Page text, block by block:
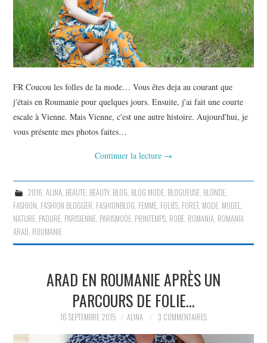
AJOUTANT MON PETIT
GRAIN DE FOLIE ET MES
PETITS TUYAUX…
FR Coucou les folles de la mode… Vous êtes deja au courant que
j'étais en Roumanie pour quelques jours. Ensuite, j'ai fait une courte
escale à Vienne. Mais Vienne, c'est une autre histoire. Aujourd'hui, je
vous présente mes photos faites…
Continuer la lecture →
2016 ALINA, BEAUTE, BEAUTY, BLOG BLOG MODE, BLOGUEUSE, BLONDE,
FASHION FASHION BLOGGER FASHIONBLOG FEMME FOLIES FORET, MODE MODEL
NATURE PADURE PARISIENNE PARISMODE PRINTEMPS ROBE ROMANIA ROMANIA
ARAD ROUMANIE
ARAD EN ROUMANIE APRÈS UN
PARCOURS DE FOLIE…
16 SEPTEMBRE 2015 ALINA 3 COMMENTAIRES